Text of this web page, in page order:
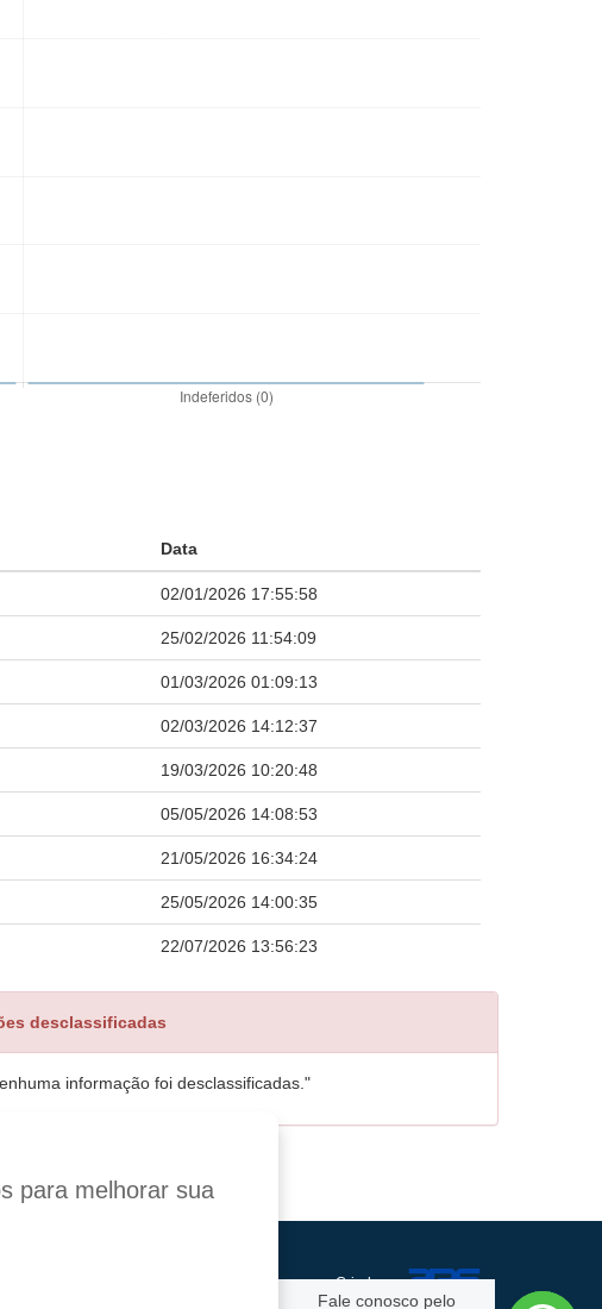
Data
02/01/2026 17:55:58
25/02/2026 11:54:09
01/03/2026 01:09:13
02/03/2026 14:12:37
19/03/2026 10:20:48
05/05/2026 14:08:53
21/05/2026 16:34:24
25/05/2026 14:00:35
22/07/2026 13:56:23
desclassificadas
informação foi desclassificadas."
Criado por:
Fale conosco pelo
para melhorar sua